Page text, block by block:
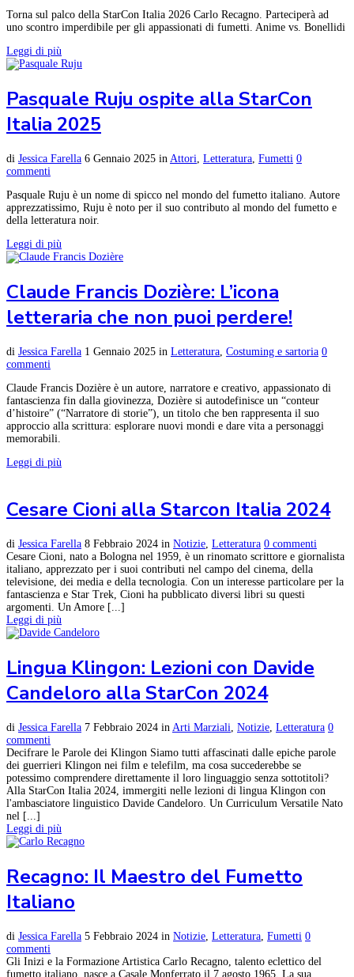
Torna sul palco della StarCon Italia 2026 Carlo Recagno. Parteciperà ad
uno scontro imperdibile per gli appassionati di fumetti. Anime vs. Bonellidi
Leggi di più
Pasquale Ruju ospite alla StarCon
Italia 2025
di Jessica Farella 6 Gennaio 2025 in Attori Letteratura Fumetti 0
commenti
Pasquale Ruju è un nome di spicco nel mondo del fumetto italiano. Autore
apprezzatissimo, Ruju è noto per il suo contributo al mondo del fumetto e
della letteratura noir.
Leggi di più
Claude Francis Dozière: L’icona
letteraria che non puoi perdere!
di Jessica Farella 1 Gennaio 2025 in Letteratura Costuming e sartoria 0
commenti
Claude Francis Dozière è un autore, narratore e creativo, appassionato di
fantascienza fin dalla giovinezza, Dozière si autodefinisce un “conteur
d’histoire” (“Narratore di storie”), un titolo che ben rappresenta il suo
approccio alla scrittura: esplorare nuovi mondi e dare vita a personaggi
memorabili.
Leggi di più
Cesare Cioni alla Starcon Italia 2024
di Jessica Farella 8 Febbraio 2024 in Notizie, Letteratura 0 commenti
Cesare Cioni, nato a Bologna nel 1959, è un rinomato scrittore e giornalista
italiano, apprezzato per i suoi contributi nel campo del cinema, della
televisione, dei media e della tecnologia. Con un interesse particolare per la
fantascienza e Star Trek, Cioni ha pubblicato diversi libri su questi
argomenti. Un Amore [...]
Leggi di più
Lingua Klingon: Lezioni con Davide
Candeloro alla StarCon 2024
di Jessica Farella 7 Febbraio 2024 in Arti Marziali, Notizie, Letteratura 0
commenti
Decifrare le Parole dei Klingon Siamo tutti affascinati dalle epiche parole
dei guerrieri Klingon nei film e telefilm, ma cosa succederebbe se
potessimo comprendere direttamente il loro linguaggio senza sottotitoli?
Alla StarCon Italia 2024, immergiti nelle lezioni di lingua Klingon con
l'ambasciatore linguistico Davide Candeloro. Un Curriculum Versatile Nato
nel [...]
Leggi di più
Recagno: Il Maestro del Fumetto
Italiano
di Jessica Farella 5 Febbraio 2024 in Notizie Letteratura Fumetti 0
commenti
Gli Inizi e la Formazione Artistica Carlo Recagno, talento eclettico del
fumetto italiano, nasce a Casale Monferrato il 7 agosto 1965. La sua